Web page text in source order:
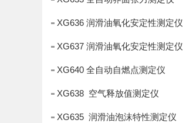
XG636 润滑油氧化安定性测定仪
XG637 润滑油氧化安定性测定仪
XG640 全自动自燃点测定仪
XG638 空气释放值测定仪
XG635 润滑油泡沫特性测定仪